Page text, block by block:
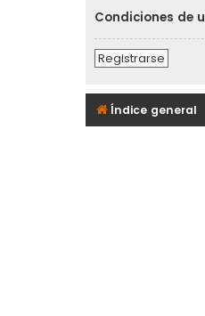
Condiciones de
Registrarse
Índice general